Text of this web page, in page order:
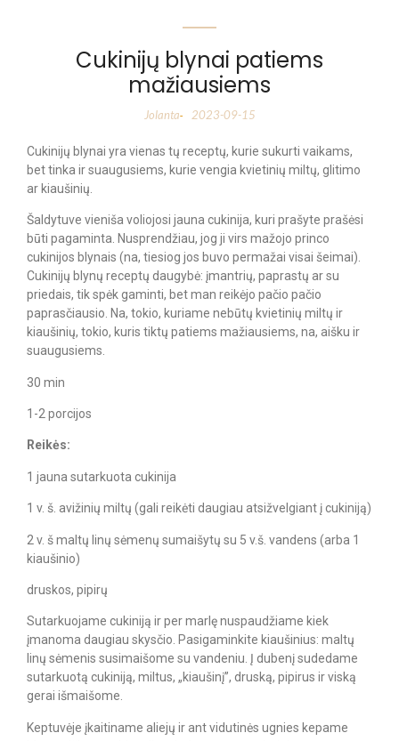
Cukinijų blynai patiems
mažiausiems
Jolanta- 2023-09-15
Cukinijų blynai yra vienas tų receptų, kurie sukurti vaikams,
bet tinka ir suaugusiems, kurie vengia kvietinių miltų, glitimo
ar kiaušinių.
Šaldytuve vieniša voliojosi jauna cukinija, kuri prašyte prašėsi
būti pagaminta. Nusprendžiau, jog ji virs mažojo princo
cukinijos blynais (na, tiesiog jos buvo permažai visai šeimai).
Cukinijų blynų receptų daugybė: įmantrių, paprastų ar su
priedais, tik spėk gaminti, bet man reikėjo pačio pačio
paprasčiausio. Na, tokio, kuriame nebūtų kvietinių miltų ir
kiaušinių, tokio, kuris tiktų patiems mažiausiems, na, aišku ir
suaugusiems.
30 min
1-2 porcijos
Reikės:
1 jauna sutarkuota cukinija
1 v. š. avižinių miltų (gali reikėti daugiau atsižvelgiant į cukiniją)
2 v. š maltų linų sėmenų sumaišytų su 5 v.š. vandens (arba 1
kiaušinio)
druskos, pipirų
Sutarkuojame cukiniją ir per marlę nuspaudžiame kiek
įmanoma daugiau skysčio. Pasigaminkite kiaušinius: maltų
linų sėmenis susimaišome su vandeniu. Į dubenį sudedame
sutarkuotą cukiniją, miltus, „kiaušinį”, druską, pipirus ir viską
gerai išmaišome.
Keptuvėje įkaitiname aliejų ir ant vidutinės ugnies kepame